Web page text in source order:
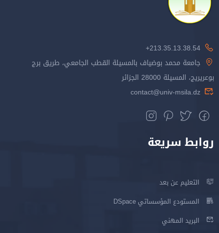
213.35.13.38.54+
جامعة محمد بوضياف بالمسيلة القطب الجامعي، طريق برج
بوعريريج، المسيلة 28000 الجزائر
contact@univ-msila.dz
روابط سريعة
التعليم عن بعد
المستودع المؤسساتي DSpace
البريد المهني